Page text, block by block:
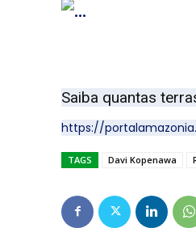
Saiba quantas
https://
TAGS Davi Kopenawa